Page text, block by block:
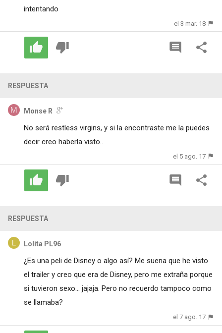
intentando
el 3 mar. 18
RESPUESTA
Monse R
No será restless virgins, y si la encontraste me la puedes
decir creo haberla visto..
el 5 ago. 17
RESPUESTA
Lolita PL96
¿Es una peli de Disney o algo así? Me suena que he visto
el trailer y creo que era de Disney, pero me extraña porque
si tuvieron sexo... jajaja. Pero no recuerdo tampoco como
se llamaba?
el 7 ago. 17